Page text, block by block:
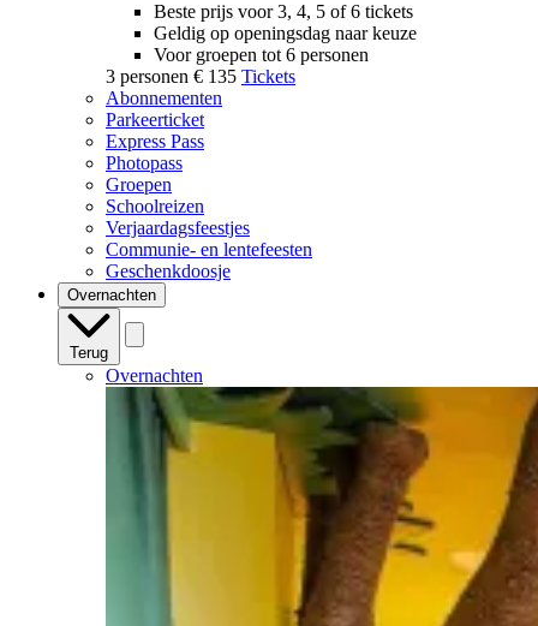
Beste prijs voor 3, 4, 5 of 6 tickets
Geldig op openingsdag naar keuze
Voor groepen tot 6 personen
3 personen € 135 Tickets
Abonnementen
Parkeerticket
Express Pass
Photopass
Groepen
Schoolreizen
Verjaardagsfeestjes
Communie- en lentefeesten
Geschenkdoosje
Overnachten
Terug
Overnachten